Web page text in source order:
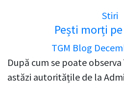
Stiri
Pești morți
TGM Blog
După cum se poate
astăzi autoritățile de la